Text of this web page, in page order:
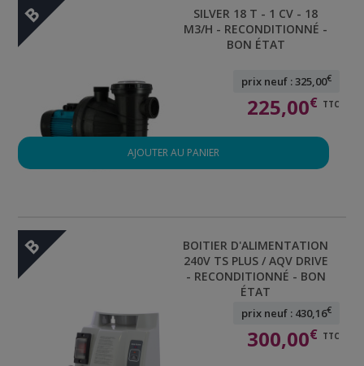
B
SILVER 18 T - 1 CV - 18
M3/H - RECONDITIONNÉ -
BON ÉTAT
prix neuf : 325,00€
225,00€ TTC
AJOUTER AU PANIER
B
BOITIER D'ALIMENTATION
240V TS PLUS / AQV DRIVE
- RECONDITIONNÉ - BON
ÉTAT
prix neuf : 430,16€
300,00€ TTC